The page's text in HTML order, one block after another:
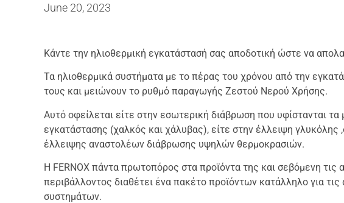
June 20, 2023
Κάντε την ηλιοθερμική εγκατάστασή σας αποδοτική ώστε να
Τα ηλιοθερμικά συστήματα με το πέρας του χρόνου από την
τους και μειώνουν το ρυθμό παραγωγής Ζεστού Νερού Χρήσης.
Αυτό οφείλεται είτε στην εσωτερική διάβρωση που υφίστανται
εγκατάστασης (χαλκός και χάλυβας), είτε στην έλλειψη
έλλειψης αναστολέων διάβρωσης υψηλών θερμοκρασιών.
Η FERNOX πάντα πρωτοπόρος στα προϊόντα της και σεβόμενη
περιβάλλοντος διαθέτει ένα πακέτο προϊόντων κατάλληλο για
συστημάτων.